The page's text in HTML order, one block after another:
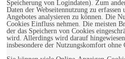
Speicherung von Logindaten). Zum
Daten der Webseitennutzung zu erfassen
Angebotes analysieren zu können. Die
Cookies Einfluss nehmen. Die meisten
der das Speichern von Cookies
wird. Allerdings wird darauf
insbesondere der Nutzungskomfort ohne